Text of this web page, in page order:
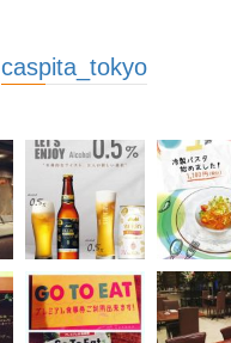
caspita_tokyo